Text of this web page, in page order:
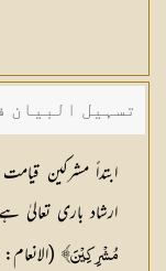
تسہیل البیان
شکیلہ بنت
ابتداً مشرکین
ارشاد باری
مُشْرِكِيْنَ﴾